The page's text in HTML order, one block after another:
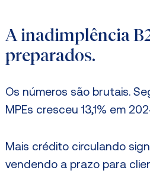
A inadimplência
preparados.
Os números são brutais.
MPEs cresceu 13,1% em
Mais crédito circulando
vendendo a prazo para